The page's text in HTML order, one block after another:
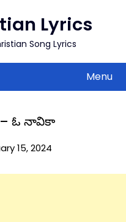
Lyrics
Song Lyrics
Menu
– ఓ నావికా
15, 2024